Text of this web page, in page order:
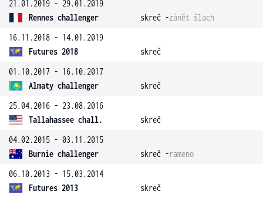
21.01.2019 - 29.01.2019
Rennes challenger
skreč -zánět šlach
16.11.2018 - 14.01.2019
Futures 2018
skreč
01.10.2017 - 16.10.2017
Almaty challenger
skreč
25.04.2016 - 23.08.2016
Tallahassee chall.
skreč
04.02.2015 - 03.11.2015
Burnie challenger
skreč -rameno
06.10.2013 - 15.03.2014
Futures 2013
skreč